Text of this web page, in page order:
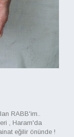
RABB'im..
, Haram'da
eğilir önünde !